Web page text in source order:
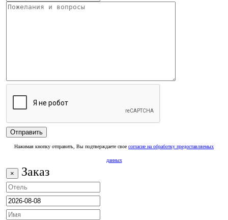
Нажимая кнопку отправить, Вы подтверждаете свое согласие на обработку предоставляемых
данных
× Заказ